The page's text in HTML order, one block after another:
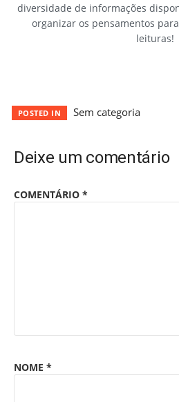
diversidade de informações
organizar os pensamentos
leituras!
POSTED IN Sem categoria
Deixe um comentário
COMENTÁRIO *
NOME *